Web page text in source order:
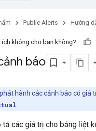
Public Alerts Hướng
ích không cho bạn không?
báo
hành các cảnh báo có giá
tả các giá trị cho bảng liệt